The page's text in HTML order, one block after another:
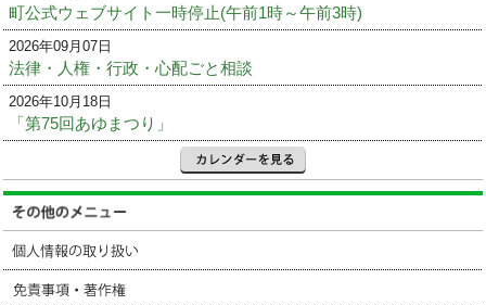
町公式ウェブサイト一時停止(午前1時～午前3時)
2026年09月07日
法律・人権・行政・心配ごと相談
2026年10月18日
「第75回あゆまつり」